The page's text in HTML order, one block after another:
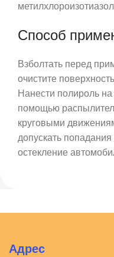
Способ
Взболтать перед
очистите
Нанести полироль
помощью
круговыми
допускать
остекление
Адрес